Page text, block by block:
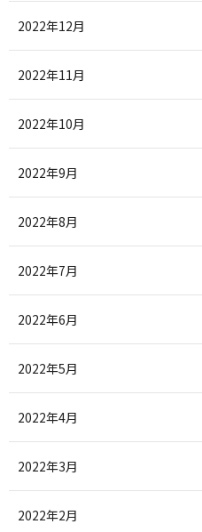
2022年12月
2022年11月
2022年10月
2022年9月
2022年8月
2022年7月
2022年6月
2022年5月
2022年4月
2022年3月
2022年2月